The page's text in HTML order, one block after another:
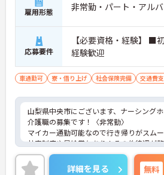
雇用形態 非常勤・パート・アル
応募要件
【必要資格・経験】 ■
経験歓迎
車通勤可 寮・借り上げ 社会保険完備 交通費
山梨県中央市にございます、ナーシング
介護職の募集です！〈非常勤〉
マイカー通勤可能なので行き帰りがスム
社宅制度や昇給賞与あり！その他待遇が
り、安定した環境の中で働きたい方にピ
★
詳細を見る 無料